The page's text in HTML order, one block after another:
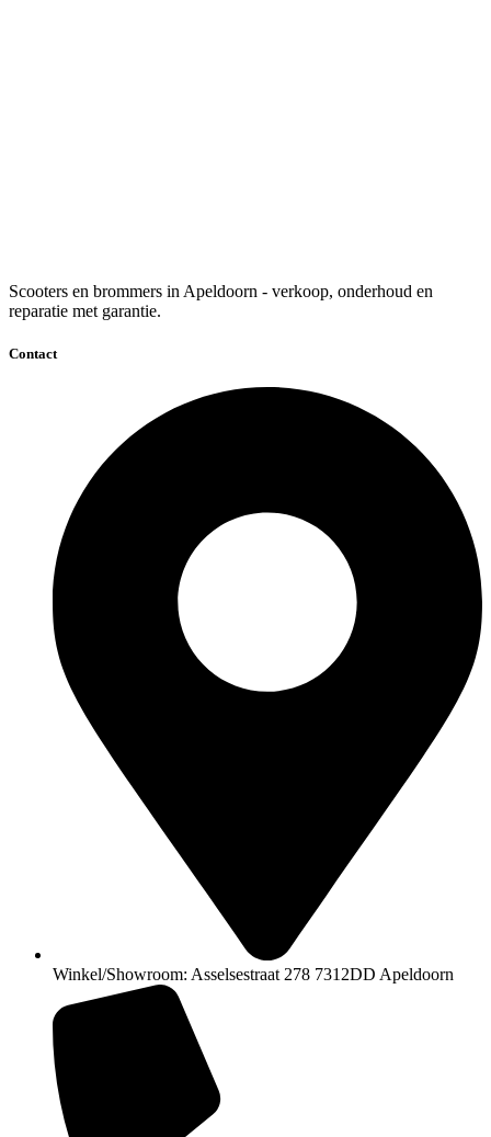
Scooters en brommers in Apeldoorn - verkoop, onderhoud en
reparatie met garantie.
Contact
Winkel/Showroom: Asselsestraat 278 7312DD Apeldoorn